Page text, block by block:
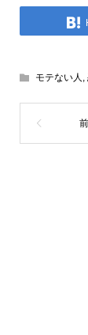
モテない人 ,